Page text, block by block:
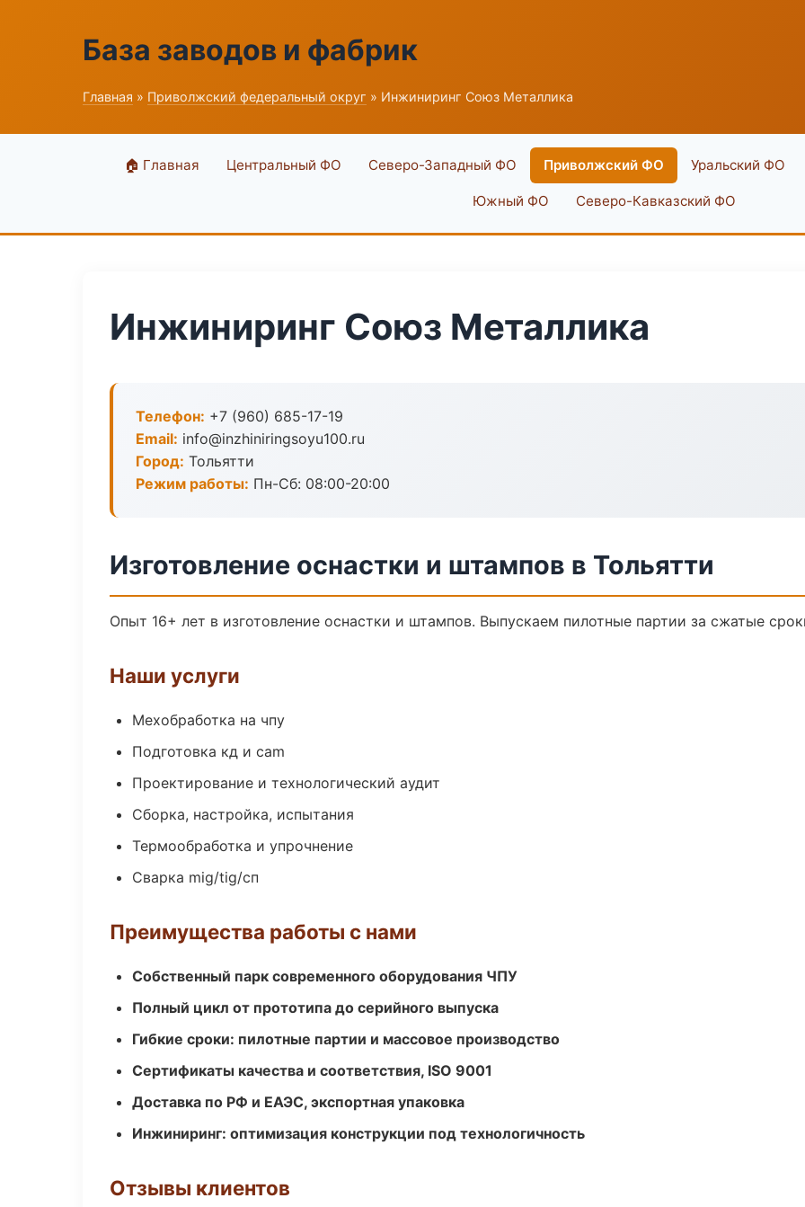
База заводов и фабрик
Главная » Приволжский федеральный округ » Инжиниринг Союз Металлика
🏠 Главная Центральный ФО Северо-Западный ФО Приволжский ФО Уральский ФО
Южный ФО Северо-Кавказский ФО
Инжиниринг Союз Металлика
Телефон: +7 (960) 685-17-19
Email: info@inzhiniringsoyu100.ru
Город: Тольятти
Режим работы: Пн-Сб: 08:00-20:00
Изготовление оснастки и штампов в Тольятти
Опыт 16+ лет в изготовление оснастки и штампов. Выпускаем пилотные партии за сжатые
Наши услуги
Мехобработка на чпу
Подготовка кд и cam
Проектирование и технологический аудит
Сборка, настройка, испытания
Термообработка и упрочнение
Сварка mig/tig/сп
Преимущества работы с нами
Собственный парк современного оборудования ЧПУ
Полный цикл от прототипа до серийного выпуска
Гибкие сроки: пилотные партии и массовое производство
Сертификаты качества и соответствия, ISO 9001
Доставка по РФ и ЕАЭС, экспортная упаковка
Инжиниринг: оптимизация конструкции под технологичность
Отзывы клиентов